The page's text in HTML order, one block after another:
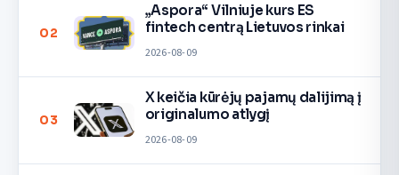
02
„Aspora“ Vilniuje kurs ES
fintech centrą Lietuvos rinkai
2026-08-09
03
X keičia kūrėjų pajamų dalijimą į
originalumo atlygį
2026-08-09